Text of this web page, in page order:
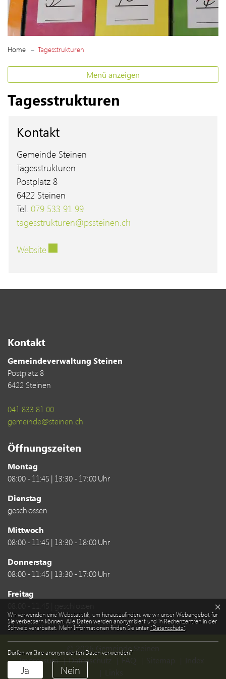
Home Tagesstrukturen
Menü anzeigen
Tagesstrukturen
Kontakt
Gemeinde Steinen
Tagesstrukturen
Postplatz 8
6422 Steinen
Tel. 079 533 91 99
tagesstrukturen@pssteinen.ch
WebsiteExterner Link wird in einem neuen Fenster
Kontakt
Gemeindeverwaltung Steinen
Postplatz 8
6422 Steinen
041 833 81 00
gemeinde@steinen.ch
Öffnungszeiten
Montag
08:00 - 11:45 | 13:30 - 17:00 Uhr
Dienstag
geschlossen
Mittwoch
08:00 - 11:45 | 13:30 - 18:00 Uhr
Donnerstag
08:00 - 11:45 | 13:30 - 17:00 Uhr
Freitag
© 2026 Gemeinde Steinen
Toolbar
Impressum Datenschutz
Webstatistik
Wir verwenden eine Webstatistik, um herauszufinden, wie wir unser Webangebot für
Sie verbessern können. Alle Daten werden anonymisiert und in Rechenzentren in der
Schweiz verarbeitet. Mehr Informationen finden Sie unter“Datenschutz“.
Dürfen wir Ihre anonymisierten Daten verwenden?
Ja Nein
×